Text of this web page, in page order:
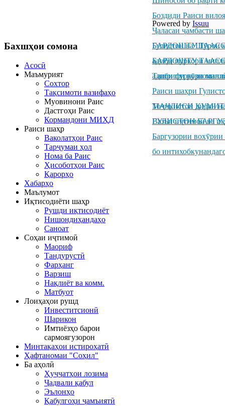
Боздиди Раиси
Ҷаласаи ҷамбасти
Гулистон ва Шӯрои
БАРДОШТУ
адиби пуркори
БАРДОШТУ
адиби пуркори
Ташрифи
Раиси шаҳри
Тоҷикистон дидан
МАҶЛИСИ
ГУЛИСТОН
Вазъи иҷтимоӣ ва
Баргузории
бо
Powered by Issuu
Бахшҳои сомона
Асосӣ
Маъмурият
Сохтор
Тақсимоти вазифаҳо
Муовинони Раис
Дастгоҳи Раис
Кормандони МИҲД
Раиси шаҳр
Ваколатҳои Раис
Тарҷумаи ҳол
Нома ба Раис
Ҳисоботҳои Раис
Қарорҳо
Хабарҳо
Маълумот
Иқтисодиёти шаҳр
Рушди иқтисодиёт
Нишондиҳандаҳо
Саноат
Соҳаи иҷтимоӣ
Маориф
Тандурустӣ
Фарҳанг
Варзиш
Нақлиёт ва комм.
Матбуот
Лоиҳаҳои рушд
Инвеститсионӣ
Шарикон
Имтиёзҳо барои
сармоягузорон
Минтақаҳои истироҳатӣ
Ҳафтаномаи "Соҳил"
Ба аҳолӣ
Ҳуҷҷатҳои лозима
Ҷадвали қабул
Эълонҳо
Қабулгоҳи ҷамъиятӣ